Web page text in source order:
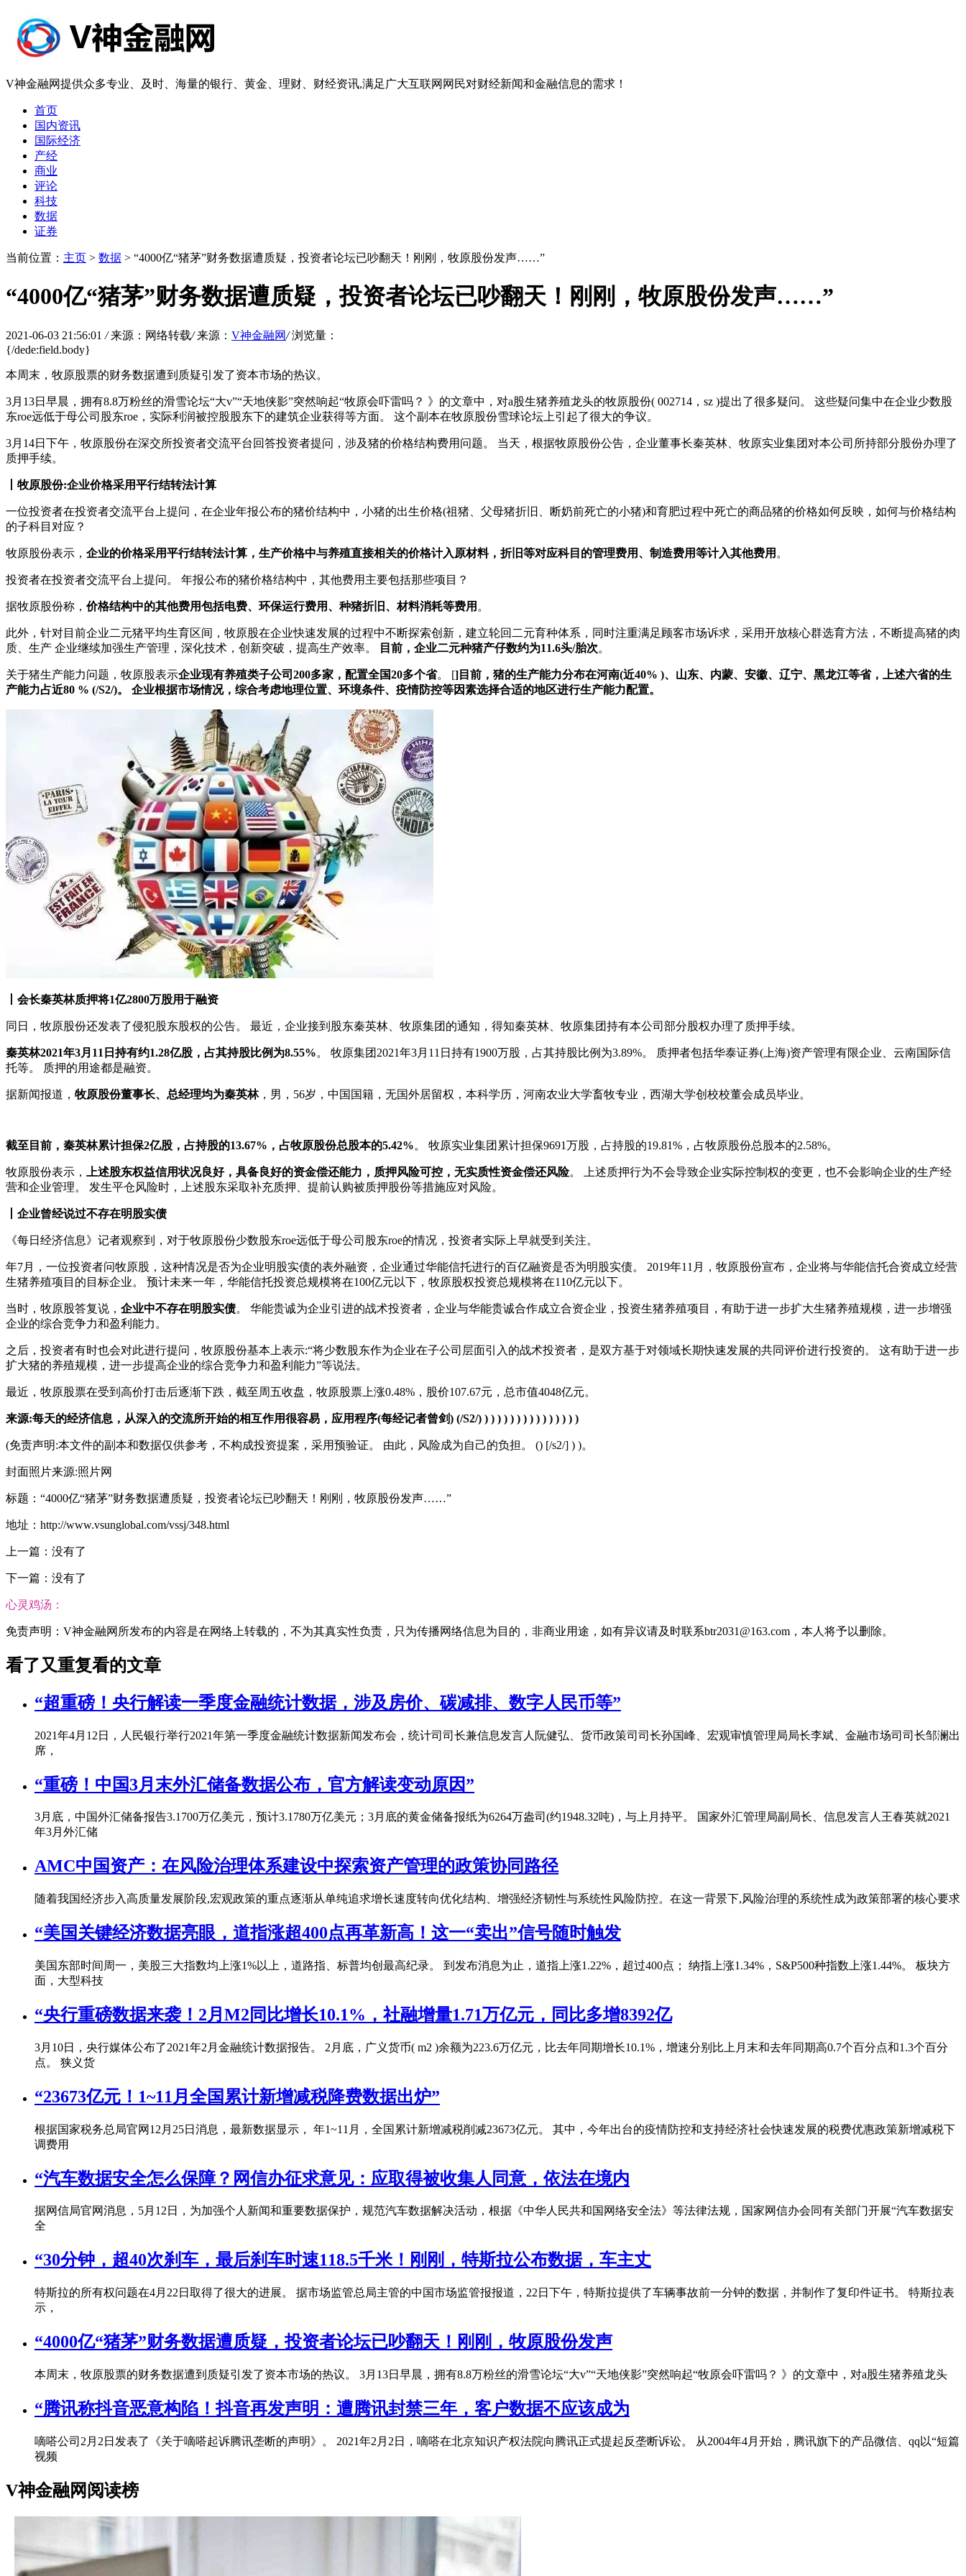
V神金融网提供众多专业、及时、海量的银行、黄金、理财、财经资讯,满足广大互联网网民对财经新闻和金融信息的需求！
首页
国内资讯
国际经济
产经
商业
评论
科技
数据
证券
当前位置： 主页 > 数据 > “4000亿“猪茅”财务数据遭质疑，投资者论坛已吵翻天！刚刚，牧原股份发声……”
“4000亿“猪茅”财务数据遭质疑，投资者论坛已吵翻天！刚刚，牧原股份发声……”
2021-06-03 21:56:01 / 来源：网络转载/ 来源： V神金融网/ 浏览量：
{/dede:field.body}
本周末，牧原股票的财务数据遭到质疑引发了资本市场的热议。
3月13日早晨，拥有8.8万粉丝的滑雪论坛“大v”“天地侠影”突然响起“牧原会吓雷吗？ 》的文章中，对a股生猪养殖龙头的牧原股份( 002714，sz )提出了很多疑问。 这些疑问集中在企业少数股
东roe远低于母公司股东roe，实际利润被控股股东下的建筑企业获得等方面。 这个副本在牧原股份雪球论坛上引起了很大的争议。
3月14日下午，牧原股份在深交所投资者交流平台回答投资者提问，涉及猪的价格结构费用问题。 当天，根据牧原股份公告，企业董事长秦英林、牧原实业集团对本公司所持部分股份办理了
质押手续。
丨牧原股份:企业价格采用平行结转法计算
一位投资者在投资者交流平台上提问，在企业年报公布的猪价结构中，小猪的出生价格(祖猪、父母猪折旧、断奶前死亡的小猪)和育肥过程中死亡的商品猪的价格如何反映，如何与价格结构
的子科目对应？
牧原股份表示， 企业的价格采用平行结转法计算，生产价格中与养殖直接相关的价格计入原材料，折旧等对应科目的管理费用、制造费用等计入其他费用 。
投资者在投资者交流平台上提问。 年报公布的猪价格结构中，其他费用主要包括那些项目？
据牧原股份称， 价格结构中的其他费用包括电费、环保运行费用、种猪折旧、材料消耗等费用 。
此外，针对目前企业二元猪平均生育区间，牧原股在企业快速发展的过程中不断探索创新，建立轮回二元育种体系，同时注重满足顾客市场诉求，采用开放核心群选育方法，不断提高猪的肉
质、生产 企业继续加强生产管理，深化技术，创新突破，提高生产效率。
目前，企业二元种猪产仔数约为11.6头/胎次。
关于猪生产能力问题，牧原股表示企业现有养殖类子公司200多家，配置全国20多个省。 []目前，猪的生产能力分布在河南(近40% )、山东、内蒙、安徽、辽宁、黑龙江等省，上述六省的生
产能力占近80 % (/S2/)。 企业根据市场情况，综合考虑地理位置、环境条件、疫情防控等因素选择合适的地区进行生产能力配置。
丨会长秦英林质押将1亿2800万股用于融资
同日，牧原股份还发表了侵犯股东股权的公告。 最近，企业接到股东秦英林、牧原集团的通知，得知秦英林、牧原集团持有本公司部分股权办理了质押手续。
秦英林2021年3月11日持有约1.28亿股，占其持股比例为8.55%。 牧原集团2021年3月11日持有1900万股，占其持股比例为3.89%。 质押者包括华泰证券(上海)资产管理有限企业、云南国际信
托等。 质押的用途都是融资。
据新闻报道， 牧原股份董事长、总经理均为秦英林，男，56岁，中国国籍，无国外居留权，本科学历，河南农业大学畜牧专业，西湖大学创校校董会成员毕业。
截至目前，秦英林累计担保2亿股，占持股的13.67%，占牧原股份总股本的5.42%。 牧原实业集团累计担保9691万股，占持股的19.81%，占牧原股份总股本的2.58%。
牧原股份表示， 上述股东权益信用状况良好，具备良好的资金偿还能力，质押风险可控，无实质性资金偿还风险。 上述质押行为不会导致企业实际控制权的变更，也不会影响企业的生产经
营和企业管理。 发生平仓风险时，上述股东采取补充质押、提前认购被质押股份等措施应对风险。
丨企业曾经说过不存在明股实债
《每日经济信息》记者观察到，对于牧原股份少数股东roe远低于母公司股东roe的情况，投资者实际上早就受到关注。
年7月，一位投资者问牧原股，这种情况是否为企业明股实债的表外融资，企业通过华能信托进行的百亿融资是否为明股实债。 2019年11月，牧原股份宣布，企业将与华能信托合资成立经营
生猪养殖项目的目标企业。 预计未来一年，华能信托投资总规模将在100亿元以下，牧原股权投资总规模将在110亿元以下。
当时，牧原股答复说， 企业中不存在明股实债。 华能贵诚为企业引进的战术投资者，企业与华能贵诚合作成立合资企业，投资生猪养殖项目，有助于进一步扩大生猪养殖规模，进一步增强
企业的综合竞争力和盈利能力。
之后，投资者有时也会对此进行提问，牧原股份基本上表示:“将少数股东作为企业在子公司层面引入的战术投资者，是双方基于对领域长期快速发展的共同评价进行投资的。 这有助于进一步
扩大猪的养殖规模，进一步提高企业的综合竞争力和盈利能力”等说法。
最近，牧原股票在受到高价打击后逐渐下跌，截至周五收盘，牧原股票上涨0.48%，股价107.67元，总市值4048亿元。
来源:每天的经济信息，从深入的交流所开始的相互作用很容易，应用程序(每经记者曾剑) (/S2/) ) ) ) ) ) ) ) ) ) ) ) ) ) ) )
(免责声明:本文件的副本和数据仅供参考，不构成投资提案，采用预验证。 由此，风险成为自己的负担。 () [/s2/] ) )。
封面照片来源:照片网
标题：“4000亿“猪茅”财务数据遭质疑，投资者论坛已吵翻天！刚刚，牧原股份发声……”
地址：http://www.vsunglobal.com/vssj/348.html
上一篇：没有了
下一篇：没有了
心灵鸡汤：
免责声明：V神金融网所发布的内容是在网络上转载的，不为其真实性负责，只为传播网络信息为目的，非商业用途，如有异议请及时联系btr2031@163.com，本人将予以删除。
看了又重复看的文章
“超重磅！央行解读一季度金融统计数据，涉及房价、碳减排、数字人民币等”
2021年4月12日，人民银行举行2021年第一季度金融统计数据新闻发布会，统计司司长兼信息发言人阮健弘、货币政策司司长孙国峰、宏观审慎管理局局长李斌、金融市场司司长邹澜出
席，
“重磅！中国3月末外汇储备数据公布，官方解读变动原因”
3月底，中国外汇储备报告3.1700万亿美元，预计3.1780万亿美元；3月底的黄金储备报纸为6264万盎司(约1948.32吨)，与上月持平。 国家外汇管理局副局长、信息发言人王春英就2021
年3月外汇储
AMC中国资产：在风险治理体系建设中探索资产管理的政策协同路径
随着我国经济步入高质量发展阶段,宏观政策的重点逐渐从单纯追求增长速度转向优化结构、增强经济韧性与系统性风险防控。在这一背景下,风险治理的系统性成为政策部署的核心要求
“美国关键经济数据亮眼，道指涨超400点再革新高！这一“卖出”信号随时触发
美国东部时间周一，美股三大指数均上涨1%以上，道路指、标普均创最高纪录。 到发布消息为止，道指上涨1.22%，超过400点； 纳指上涨1.34%，S&P500种指数上涨1.44%。 板块方
面，大型科技
“央行重磅数据来袭！2月M2同比增长10.1%，社融增量1.71万亿元，同比多增8392亿
3月10日，央行媒体公布了2021年2月金融统计数据报告。 2月底，广义货币( m2 )余额为223.6万亿元，比去年同期增长10.1%，增速分别比上月末和去年同期高0.7个百分点和1.3个百分
点。 狭义货
“23673亿元！1~11月全国累计新增减税降费数据出炉”
根据国家税务总局官网12月25日消息，最新数据显示， 年1~11月，全国累计新增减税削减23673亿元。 其中，今年出台的疫情防控和支持经济社会快速发展的税费优惠政策新增减税下
调费用
“汽车数据安全怎么保障？网信办征求意见：应取得被收集人同意，依法在境内
据网信局官网消息，5月12日，为加强个人新闻和重要数据保护，规范汽车数据解决活动，根据《中华人民共和国网络安全法》等法律法规，国家网信办会同有关部门开展“汽车数据安
全
“30分钟，超40次刹车，最后刹车时速118.5千米！刚刚，特斯拉公布数据，车主丈
特斯拉的所有权问题在4月22日取得了很大的进展。 据市场监管总局主管的中国市场监管报报道，22日下午，特斯拉提供了车辆事故前一分钟的数据，并制作了复印件证书。 特斯拉表
示，
“4000亿“猪茅”财务数据遭质疑，投资者论坛已吵翻天！刚刚，牧原股份发声
本周末，牧原股票的财务数据遭到质疑引发了资本市场的热议。 3月13日早晨，拥有8.8万粉丝的滑雪论坛“大v”“天地侠影”突然响起“牧原会吓雷吗？ 》的文章中，对a股生猪养殖龙头
“腾讯称抖音恶意构陷！抖音再发声明：遭腾讯封禁三年，客户数据不应该成为
嘀嗒公司2月2日发表了《关于嘀嗒起诉腾讯垄断的声明》。 2021年2月2日，嘀嗒在北京知识产权法院向腾讯正式提起反垄断诉讼。 从2004年4月开始，腾讯旗下的产品微信、qq以“短篇
视频
V神金融网阅读榜